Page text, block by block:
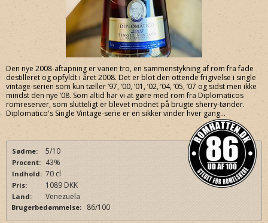
Den nye 2008-aftapning er vanen tro, en sammenstykning af rom fra fade
destilleret og opfyldt i året 2008. Det er blot den ottende frigivelse i single
vintage-serien som kun tæller ’97, ’00, ’01, ’02, ’04, ’05, ’07 og sidst men ikke
mindst den nye ’08. Som altid har vi at gøre med rom fra Diplomaticos
romreserver, som slutteligt er blevet modnet på brugte sherry-tønder.
Diplomatico's Single Vintage-serie er en sikker vinder hver gang...
Sødme: 5/10
Procent: 43%
Indhold: 70 cl
Pris: 1089 DKK
Land: Venezuela
Brugerbedømmelse: 86/100